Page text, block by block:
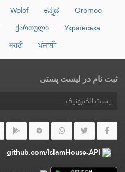
Oromoo
ಕನ್ನಡ
Wolof
Українська
ქართული
ਪੰਜਾਬੀ
मराठी
ثبت نام در لیست پستی
github.com/IslamHouse-API